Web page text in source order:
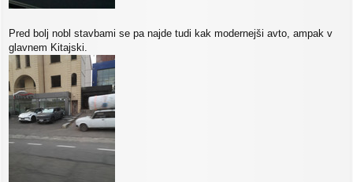
Pred bolj nobl stavbami se pa najde tudi kak modernejši avto, ampak v
glavnem Kitajski.